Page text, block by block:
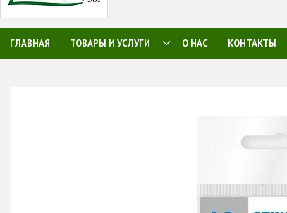
ГЛАВНАЯ ТОВАРЫ И УСЛУГИ О НАС КОНТАКТЫ